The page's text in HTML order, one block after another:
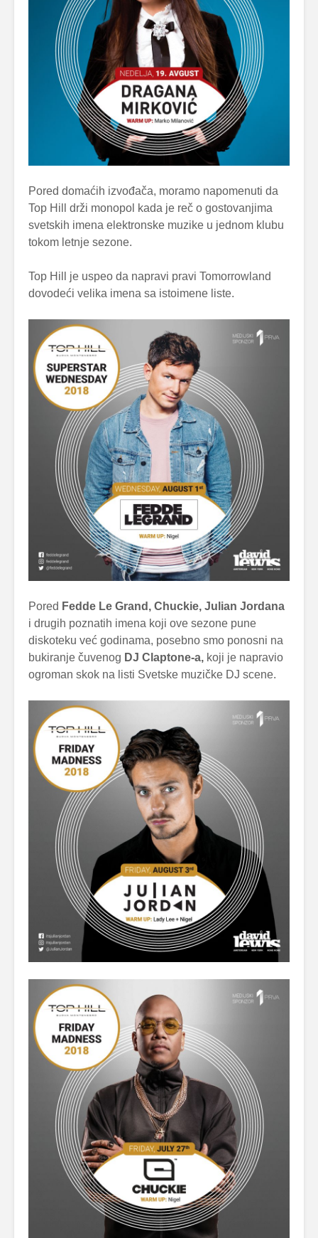
Pored domaćih izvođača, moramo napomenuti da
Top Hill drži monopol kada je reč o gostovanjima
svetskih imena elektronske muzike u jednom klubu
tokom letnje sezone.
Top Hill je uspeo da napravi pravi Tomorrowland
dovodeći velika imena sa istoimene liste.
Pored Fedde Le Grand, Chuckie, Julian Jordana
i drugih poznatih imena koji ove sezone pune
diskoteku već godinama, posebno smo ponosni na
bukiranje čuvenog DJ Claptone-a, koji je napravio
ogroman skok na listi Svetske muzičke DJ scene.